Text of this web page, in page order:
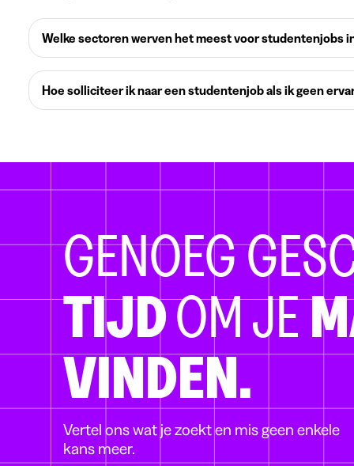
Welke sectoren werven het meest voor studentenjobs
Hoe solliciteer ik naar een studentenjob als ik geen
GENOEG
TIJDOM JE
VINDEN.
Vertel ons wat je zoekt en mis geen enkele
kans meer.